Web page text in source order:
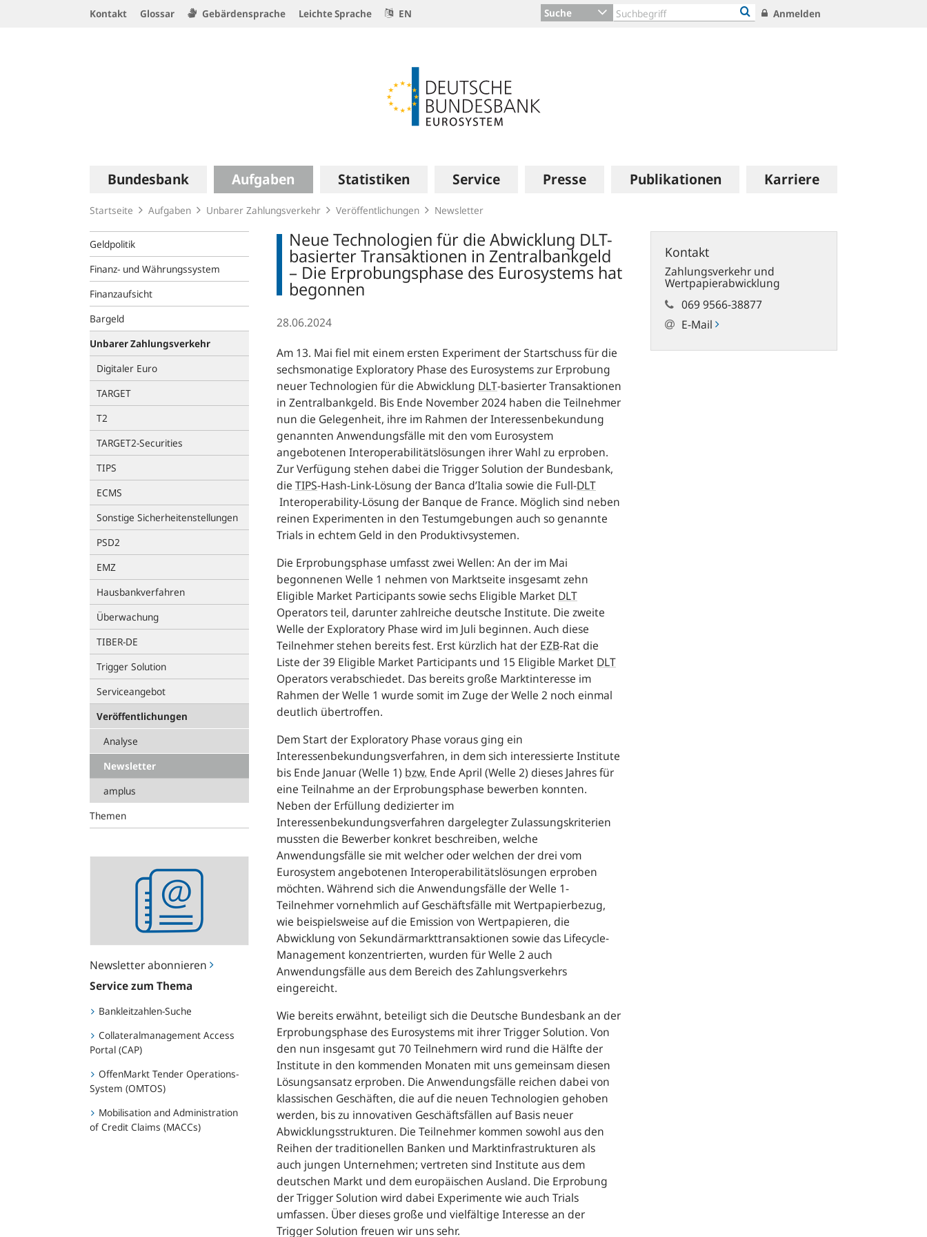
Kontakt Glossar Gebärdensprache Leichte Sprache EN Suche Anmelden
Hauptnavigation
Bundesbank Aufgaben Statistiken Service Presse Publikationen Karriere
Startseite Aufgaben Unbarer Zahlungsverkehr Veröffentlichungen Newsletter
Geldpolitik
Finanz- und Währungssystem
Finanzaufsicht
Bargeld
Unbarer Zahlungsverkehr
Digitaler Euro
TARGET
T2
TARGET2-Securities
TIPS
ECMS
Sonstige Sicherheitenstellungen
PSD2
EMZ
Hausbankverfahren
Überwachung
TIBER-DE
Trigger Solution
Serviceangebot
Veröffentlichungen
Analyse
Newsletter
amplus
Themen
Newsletter abonnieren
abonnieren
Service zum Thema
Bankleitzahlen-Suche
Collateralmanagement Access
Portal (CAP)
OffenMarkt Tender Operations-
System (OMTOS)
Mobilisation and Administration
of Credit Claims (MACCs)
Neue Technologien für die Abwicklung DLT-
basierter Transaktionen in Zentralbankgeld
– Die Erprobungsphase des Eurosystems hat
begonnen
28.06.2024
Am 13. Mai fiel mit einem ersten Experiment der Startschuss für die
sechsmonatige Exploratory Phase des Eurosystems zur Erprobung
neuer Technologien für die Abwicklung DLT-basierter Transaktionen
in Zentralbankgeld. Bis Ende November 2024 haben die Teilnehmer
nun die Gelegenheit, ihre im Rahmen der Interessenbekundung
genannten Anwendungsfälle mit den vom Eurosystem
angebotenen Interoperabilitätslösungen ihrer Wahl zu erproben.
Zur Verfügung stehen dabei die Trigger Solution der Bundesbank,
die TIPS-Hash-Link-Lösung der Banca d’Italia sowie die Full-DLT
Interoperability-Lösung der Banque de France. Möglich sind neben
reinen Experimenten in den Testumgebungen auch so genannte
Trials in echtem Geld in den Produktivsystemen.
Die Erprobungsphase umfasst zwei Wellen: An der im Mai
begonnenen Welle 1 nehmen von Marktseite insgesamt zehn
Eligible Market Participants sowie sechs Eligible Market DLT
Operators teil, darunter zahlreiche deutsche Institute. Die zweite
Welle der Exploratory Phase wird im Juli beginnen. Auch diese
Teilnehmer stehen bereits fest. Erst kürzlich hat der EZB-Rat die
Liste der 39 Eligible Market Participants und 15 Eligible Market DLT
Operators verabschiedet. Das bereits große Marktinteresse im
Rahmen der Welle 1 wurde somit im Zuge der Welle 2 noch einmal
deutlich übertroffen.
Dem Start der Exploratory Phase voraus ging ein
Interessenbekundungsverfahren, in dem sich interessierte Institute
bis Ende Januar (Welle 1) bzw. Ende April (Welle 2) dieses Jahres für
eine Teilnahme an der Erprobungsphase bewerben konnten.
Neben der Erfüllung dedizierter im
Interessenbekundungsverfahren dargelegter Zulassungskriterien
mussten die Bewerber konkret beschreiben, welche
Anwendungsfälle sie mit welcher oder welchen der drei vom
Eurosystem angebotenen Interoperabilitätslösungen erproben
möchten. Während sich die Anwendungsfälle der Welle 1-
Teilnehmer vornehmlich auf Geschäftsfälle mit Wertpapierbezug,
wie beispielsweise auf die Emission von Wertpapieren, die
Abwicklung von Sekundärmarkttransaktionen sowie das Lifecycle-
Management konzentrierten, wurden für Welle 2 auch
Anwendungsfälle aus dem Bereich des Zahlungsverkehrs
eingereicht.
Wie bereits erwähnt, beteiligt sich die Deutsche Bundesbank an der
Erprobungsphase des Eurosystems mit ihrer Trigger Solution. Von
den nun insgesamt gut 70 Teilnehmern wird rund die Hälfte der
Institute in den kommenden Monaten mit uns gemeinsam diesen
Lösungsansatz erproben. Die Anwendungsfälle reichen dabei von
klassischen Geschäften, die auf die neuen Technologien gehoben
werden, bis zu innovativen Geschäftsfällen auf Basis neuer
Abwicklungsstrukturen. Die Teilnehmer kommen sowohl aus den
Reihen der traditionellen Banken und Marktinfrastrukturen als
auch jungen Unternehmen; vertreten sind Institute aus dem
deutschen Markt und dem europäischen Ausland. Die Erprobung
der Trigger Solution wird dabei Experimente wie auch Trials
umfassen. Über dieses große und vielfältige Interesse an der
Trigger Solution freuen wir uns sehr.
Kontakt
Zahlungsverkehr und
Wertpapierabwicklung
069 9566-38877
E-Mail